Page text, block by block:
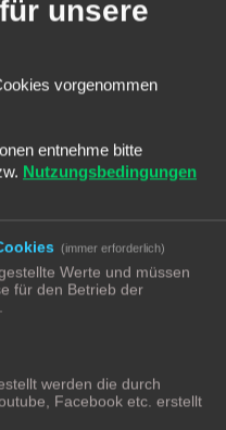
1von1
17. Sep 2024, 11:39
2024, 16:22
- iNODE Energey Meter
unsere
vorgenommen
entnehme bitte
Nutzungsbedingungen
(immer erforderlich)
Werte und müssen
für den Betrieb der
werden die durch
Facebook etc. erstellt